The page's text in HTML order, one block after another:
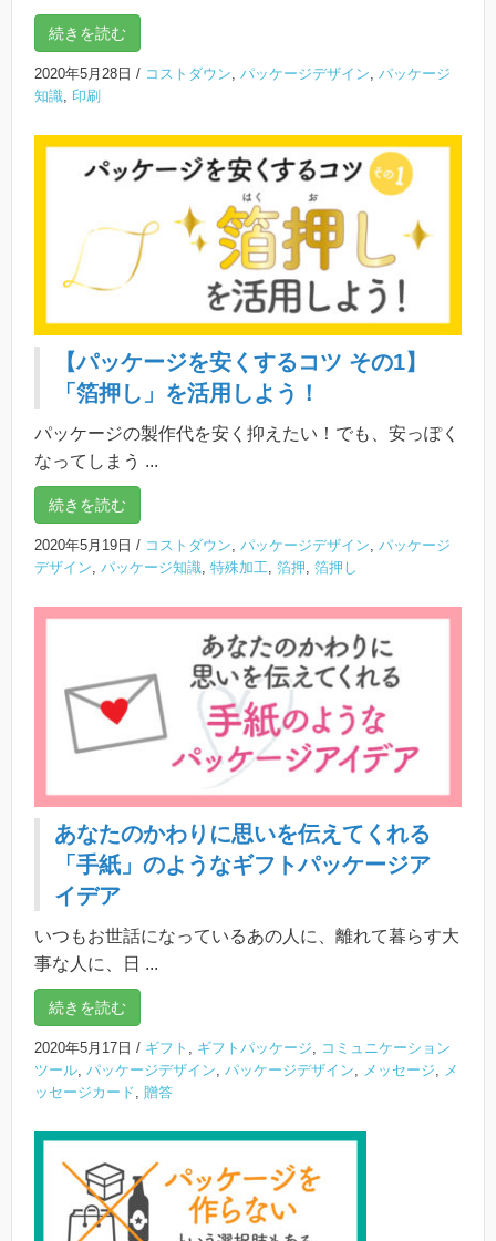
続きを読む
2020年5月28日 / コストダウン パッケージデザイン パッケージ
知識 印刷
【パッケージを安くするコツ その1】
「箔押し」を活用しよう！
パッケージの製作代を安く抑えたい！でも、安っぽく
なってしまう ...
続きを読む
2020年5月19日 / コストダウン パッケージデザイン パッケージ
デザイン パッケージ知識 特殊加工 箔押 箔押し
あなたのかわりに思いを伝えてくれる
「手紙」のようなギフトパッケージア
イデア
いつもお世話になっているあの人に、離れて暮らす大
事な人に、日 ...
続きを読む
2020年5月17日 / ギフト , ギフトパッケージ, コミュニケーション
ツール, パッケージデザイン, パッケージデザイン, メッセージ, メ
ッセージカード, 贈答